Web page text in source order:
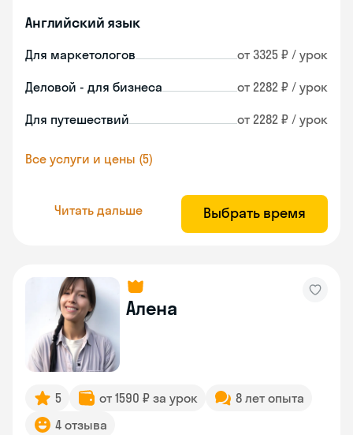
Английский язык
Для маркетологов от 3325 ₽ / урок
Деловой - для бизнеса от 2282 ₽ / урок
Для путешествий от 2282 ₽ / урок
Все услуги и цены (5)
Читать дальше Выбрать время
Алена
5 от 1590 ₽ за урок
8 лет опыта
4 отзыва